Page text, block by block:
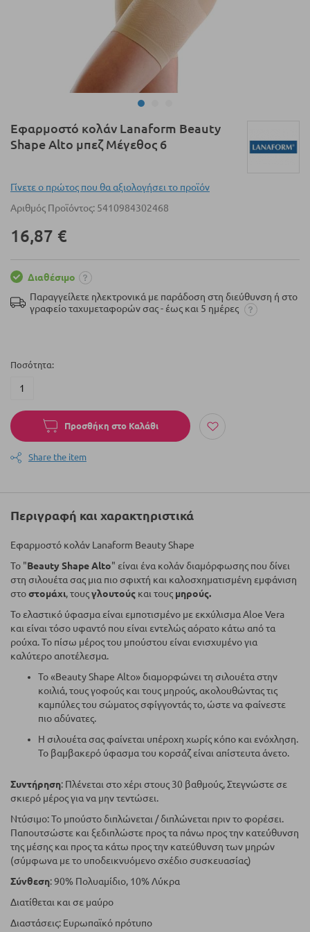
Μετάβαση
στην
συλλογής
Εφαρμοστό κολάν Lanaform Beauty
Shape Alto μπεζ Μέγεθος 6
Γίνετε ο πρώτος που θα αξιολογήσει το προϊόν
Αριθμός Προϊόντος 5410984302468
16,87 €
Διαθέσιμο
Παραγγείλετε ηλεκτρονικά με παράδοση στη διεύθυνση ή στο
γραφείο ταχυμεταφορών σας - έως και 5 ημέρες
Ποσότητα
Προσθήκη στο Καλάθι
Share the item
Περιγραφή και χαρακτηριστικά
Εφαρμοστό κολάν Lanaform Beauty Shape
Το "Beauty Shape Alto" είναι ένα κολάν διαμόρφωσης που δίνει
στη σιλουέτα σας μια πιο σφιχτή και καλοσχηματισμένη εμφάνιση
στοστομάχι, τουςγλουτούς και τους μηρούς.
Το ελαστικό ύφασμα είναι εμποτισμένο με εκχύλισμα Aloe Vera
και είναι τόσο υφαντό που είναι εντελώς αόρατο κάτω από τα
ρούχα. Το πίσω μέρος του μπούστου είναι ενισχυμένο για
καλύτερο αποτέλεσμα.
Το «Beauty Shape Alto» διαμορφώνει τη σιλουέτα στην
κοιλιά, τους γοφούς και τους μηρούς, ακολουθώντας τις
καμπύλες του σώματος σφίγγοντάς το, ώστε να φαίνεστε
πιο αδύνατες.
Η σιλουέτα σας φαίνεται υπέροχη χωρίς κόπο και ενόχληση.
Το βαμβακερό ύφασμα του κορσάζ είναι απίστευτα άνετο.
Συντήρηση: Πλένεται στο χέρι στους 30 βαθμούς, Στεγνώστε σε
σκιερό μέρος για να μην τεντώσει.
Ντύσιμο: Το μπούστο διπλώνεται / διπλώνεται πριν το φορέσει.
Παπουτσώστε και ξεδιπλώστε προς τα πάνω προς την κατεύθυνση
της μέσης και προς τα κάτω προς την κατεύθυνση των μηρών
(σύμφωνα με το υποδεικνυόμενο σχέδιο συσκευασίας)
Σύνθεση: 90% Πολυαμίδιο, 10% Λύκρα
Διατίθεται και σε μαύρο
Διαστάσεις: Ευρωπαϊκό πρότυπο